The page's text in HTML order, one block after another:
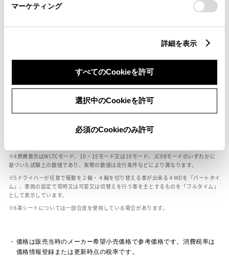
マーケティング
詳細を表示
すべてのCookieを許可
選択中のCookieを許可
必須のCookieのみ許可
装備・オプション
ボディカラー
ールベースが左右で数値が異なる場合がございます。
エンジン仕様により、×2の表記がしてある場合がございます。（ロータリーエンジ
車の種類、仕様により燃料タンクが二つある場合と異なる燃料タンクが二つある場
燃費表示はWLTCモード、10・15モード又は10モード、JC08モードのいずれかに
基づいた試験上の数値であり、実際の数値は走行条件などにより異なります。
ドライバーが任意で駆動を２輪・４輪を切り替える事が出来る４WDを「パートタイ
ム」、車両の設定で常時又は可変又は切替えを行う事を主とするものを「フルタイム」
として表示しています。
革シートについては一部合皮を使用している場合があります。
価格は販売当時のメーカー希望小売価格で参考価格です。消費税率は
価格情報登録または更新時点の税率です。